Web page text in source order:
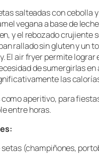
salteadas con cebolla
vegana a base de
y el rebozado crujiente
rallado sin gluten y un
El air fryer permite lograr
de sumergirlas en
las
aperitivo, para
entre horas.
setas (champiñones,